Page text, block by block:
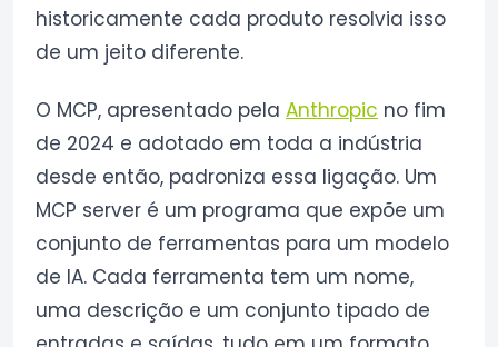
historicamente cada produto resolvia isso
de um jeito diferente.
O MCP, apresentado pela Anthropic no fim
de 2024 e adotado em toda a indústria
desde então, padroniza essa ligação. Um
MCP server é um programa que expõe um
conjunto de ferramentas para um modelo
de IA. Cada ferramenta tem um nome,
uma descrição e um conjunto tipado de